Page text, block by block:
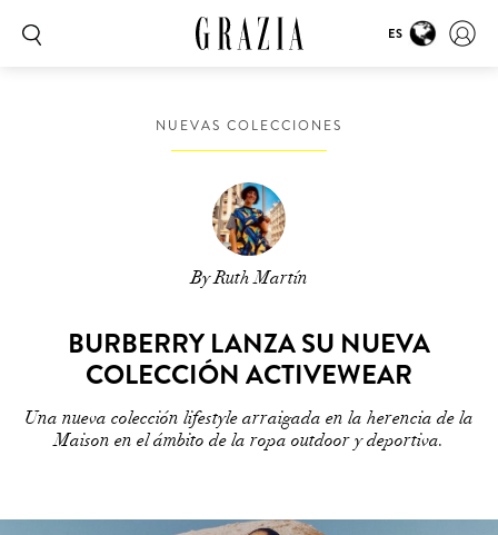
ES
NUEVAS COLECCIONES
By Ruth Martín
BURBERRY LANZA SU NUEVA
COLECCIÓN ACTIVEWEAR
Una nueva colección lifestyle arraigada en la herencia de la
Maison en el ámbito de la ropa outdoor y deportiva.